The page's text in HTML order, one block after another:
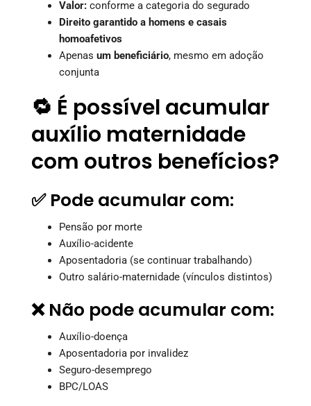
Valor: conforme a categoria do segurado
Direito garantido a homens e casais
homoafetivos
Apenas um beneficiário, mesmo em adoção
conjunta
🔁 É possível acumular
auxílio maternidade
com outros benefícios?
✅ Pode acumular com:
Pensão por morte
Auxílio-acidente
Aposentadoria (se continuar trabalhando)
Outro salário-maternidade (vínculos distintos)
❌ Não pode acumular com:
Auxílio-doença
Aposentadoria por invalidez
Seguro-desemprego
BPC/LOAS